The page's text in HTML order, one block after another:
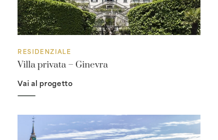
RESIDENZIALE
Villa privata – Ginevra
Vai al progetto